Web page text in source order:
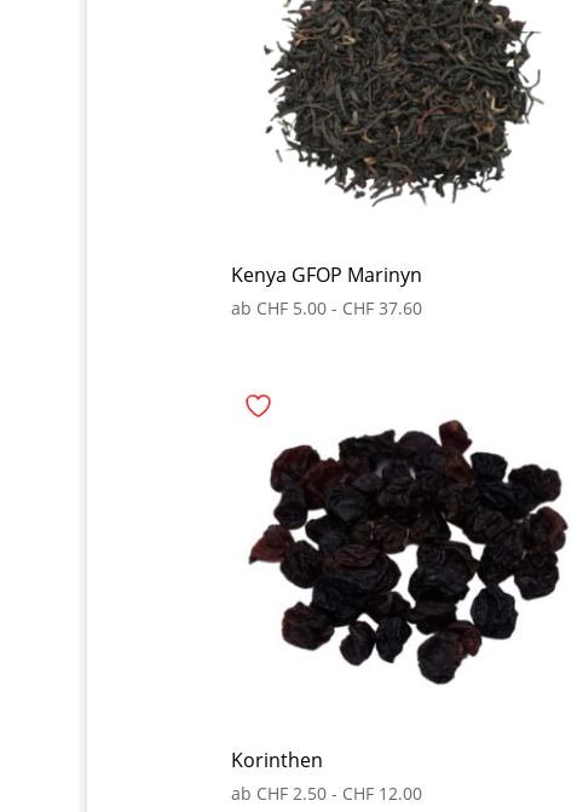
Kenya GFOP Marinyn
ab CHF 5.00 - CHF 37.60
Korinthen
ab CHF 2.50 - CHF 12.00